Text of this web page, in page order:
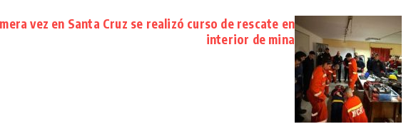
vez en Santa Cruz se realizó curso de rescate en
interior de mina